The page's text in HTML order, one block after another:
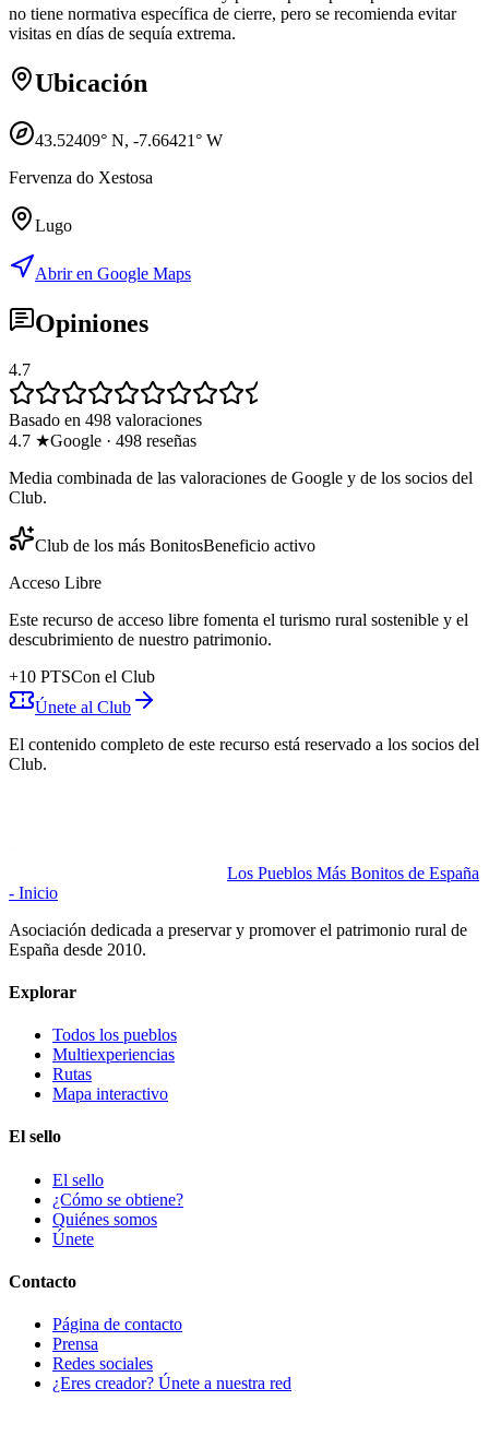
no tiene normativa específica de cierre, pero se recomienda evitar
visitas en días de sequía extrema.
Ubicación
43.52409° N, -7.66421° W
Fervenza do Xestosa
Lugo
Abrir en Google Maps
Opiniones
4.7
Basado en 498 valoraciones
4.7 ★Google · 498 reseñas
Media combinada de las valoraciones de Google y de los socios del
Club.
Club de los más BonitosBeneficio activo
Acceso Libre
Este recurso de acceso libre fomenta el turismo rural sostenible y el
descubrimiento de nuestro patrimonio.
+10 PTSCon el Club
Únete al Club
El contenido completo de este recurso está reservado a los socios del
Club.
Los Pueblos Más Bonitos de España
- Inicio
Asociación dedicada a preservar y promover el patrimonio rural de
España desde 2010.
Explorar
Todos los pueblos
Multiexperiencias
Rutas
Mapa interactivo
El sello
El sello
¿Cómo se obtiene?
Quiénes somos
Únete
Contacto
Página de contacto
Prensa
Redes sociales
¿Eres creador? Únete a nuestra red